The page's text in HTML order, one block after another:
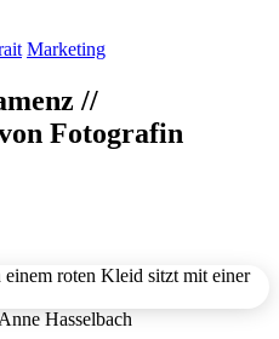
Marketing
//
Fotografin
Hasselbach